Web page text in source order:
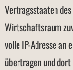
Vertragsstaaten
Wirtschaftsraum
volle IP-Adresse an
übertragen und